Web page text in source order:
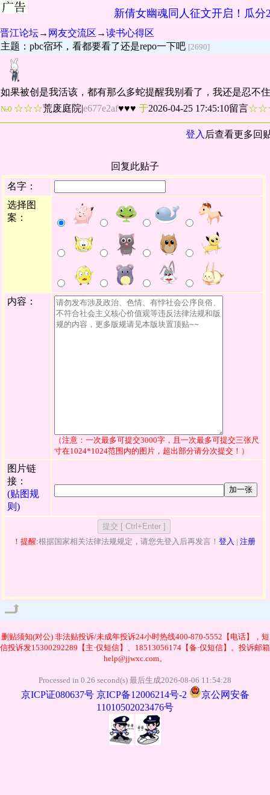
新倩女幽魂同人征文开启！瓜分
晋江论坛→ 网友交流区 →读书心得区
主题：pbc宿环，看都要看了还是repo一下吧 [2690]
如果被创是我活该，都有那么多蛇提醒我别看了，我还是忍不
№0 ☆☆☆荒废庭院|e677e2af♥♥♥ 于2026-04-25 17:45:10留言
登入 后查看更多回
回复此贴子
名字：
选择图
案：
内容：
（注意：一次最多可提交3000字，且一次最多可提交三张尺
寸在1024*1024范围内的图片，超出部分请分次提交！）
图片链
接：
(贴图规
则)
加一张
！提醒:根据国家相关法律法规规定，请您先登入后再发言！ 登入 | 注册
删贴须知(对公)非法贴投诉/未成年投诉24小时热线400-870-5552【电话】，短
信投诉发15300292289【主·仅短信】、18513056174【备·仅短信】。投诉邮箱
help@jjwxc.com。
Processed in 0.26 second(s) 最后生成2026-08-06 11:54:28
京ICP证080637号 京ICP备12006214号-2
京公网安备
11010502023476号